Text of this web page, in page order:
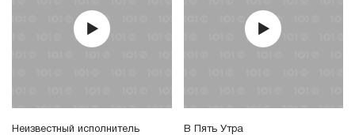
Неизвестный исполнитель В Пять Утра